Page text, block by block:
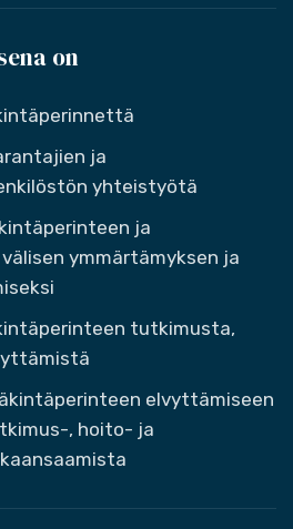
on
ja
yhteistyötä
ja
ymmärtämyksen ja
tutkimusta,
elvyttämiseen
, hoito- ja